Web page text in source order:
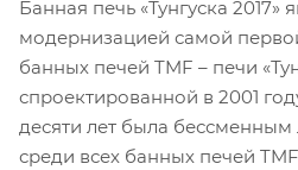
Банная печь «Тунгуска 2017»
модернизацией самой
банных печей TMF – печи
спроектированной в 2001
десяти лет была
среди всех банных печей